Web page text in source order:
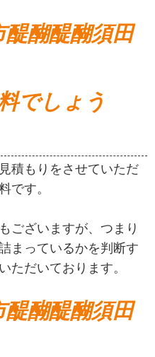
醍醐醍醐須田
でしょう
積もりをさせていただ
です。
ございますが、つまり
まっているかを判断す
ただいております。
醍醐醍醐須田